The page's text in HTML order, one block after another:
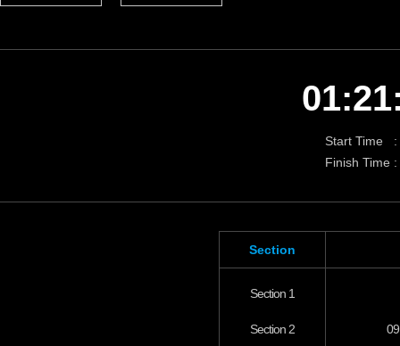
Start Time :
Finish Time
Section
Section 1
Section 2